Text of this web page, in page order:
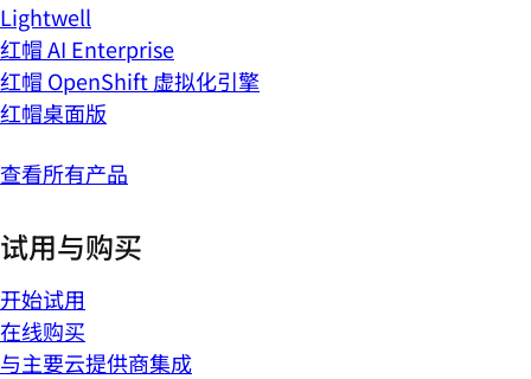
Lightwell
红帽 AI Enterprise
红帽 OpenShift 虚拟化引擎
红帽桌面版
查看所有产品
试用与购买
开始试用
在线购买
与主要云提供商集成